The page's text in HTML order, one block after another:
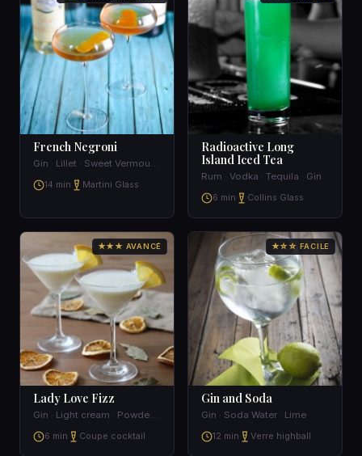
French Negroni
Gin · Lillet · Sweet Vermouth · Orange Peel
14 min
Martini Glass
Radioactive Long
Island Iced Tea
Rum · Vodka · Tequila · Gin
6 min
Collins Glass
★★★ AVANCÉ
Lady Love Fizz
Gin · Light cream · Powdered sugar · Lemon
6 min
Coupe cocktail
★☆☆ FACILE
Gin and Soda
Gin · Soda Water · Lime
12 min
Verre highball